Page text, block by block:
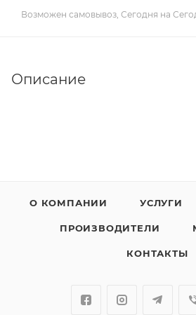
Возможен самовывоз, Сегодня на
Описание
О КОМПАНИИ УСЛУГИ
ПРОИЗВОДИТЕЛИ
КОНТАКТЫ